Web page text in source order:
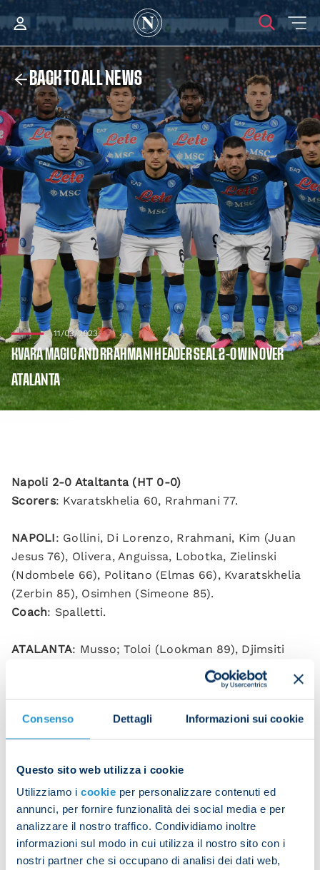
Consenso Dettagli Informazioni sui cookie
Questo sito web utilizza i cookie
Utilizziamo i cookie per personalizzare contenuti ed
annunci, per fornire funzionalità dei social media e per
analizzare il nostro traffico. Condividiamo inoltre
informazioni sul modo in cui utilizza il nostro sito con i
nostri partner che si occupano di analisi dei dati web,
BACK TO ALL NEWS
11/03/2023
KVARA MAGIC AND RRAHMANI HEADER SEAL 2-0 WIN OVER
ATALANTA
Napoli 2-0 Ataltanta (HT 0-0)
Scorers: Kvaratskhelia 60, Rrahmani 77.
NAPOLI: Gollini, Di Lorenzo, Rrahmani, Kim (Juan
Jesus 76), Olivera, Anguissa, Lobotka, Zielinski
(Ndombele 66), Politano (Elmas 66), Kvaratskhelia
(Zerbin 85), Osimhen (Simeone 85).
Coach: Spalletti.
ATALANTA: Musso; Toloi (Lookman 89), Djimsiti
(Demiral 44), Scalvini, Maehle (Zappacosta 68), De
Roon, Ederson, Ruggeri, Pasalic (Boga 68), Hojlund
Coach: Gasperini.
Booked
Kvara lashes home